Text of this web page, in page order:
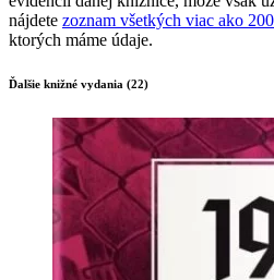
nájdete zoznam všetkých viac ako
ktorých máme údaje.
Ďalšie knižné vydania (22)